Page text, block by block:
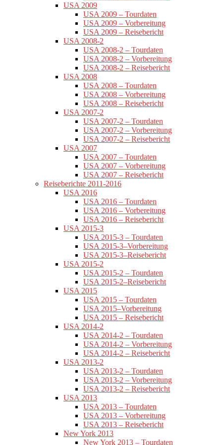
USA 2009
USA 2009 – Tourdaten
USA 2009 – Vorbereitung
USA 2009 – Reisebericht
USA 2008-2
USA 2008-2 – Tourdaten
USA 2008-2 – Vorbereitung
USA 2008-2 – Reisebericht
USA 2008
USA 2008 – Tourdaten
USA 2008 – Vorbereitung
USA 2008 – Reisebericht
USA 2007-2
USA 2007-2 – Tourdaten
USA 2007-2 – Vorbereitung
USA 2007-2 – Reisebericht
USA 2007
USA 2007 – Tourdaten
USA 2007 – Vorbereitung
USA 2007 – Reisebericht
Reiseberichte 2011-2016
USA 2016
USA 2016 – Tourdaten
USA 2016 – Vorbereitung
USA 2016 – Reisebericht
USA 2015-3
USA 2015-3 – Tourdaten
USA 2015-3–Vorbereitung
USA 2015-3–Reisebericht
USA 2015-2
USA 2015-2 – Tourdaten
USA 2015-2–Reisebericht
USA 2015
USA 2015 – Tourdaten
USA 2015–Vorbereitung
USA 2015 – Reisebericht
USA 2014-2
USA 2014-2 – Tourdaten
USA 2014-2 – Vorbereitung
USA 2014-2 – Reisebericht
USA 2013-2
USA 2013-2 – Tourdaten
USA 2013-2 – Vorbereitung
USA 2013-2 – Reisebericht
USA 2013
USA 2013 – Tourdaten
USA 2013 – Vorbereitung
USA 2013 – Reisebericht
New York 2013
New York 2013 – Tourdaten